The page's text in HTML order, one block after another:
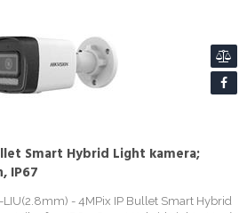
Smart Hybrid Light kamera;
IP67
LIU(2.8mm) - 4MPix IP Bullet Smart Hybrid